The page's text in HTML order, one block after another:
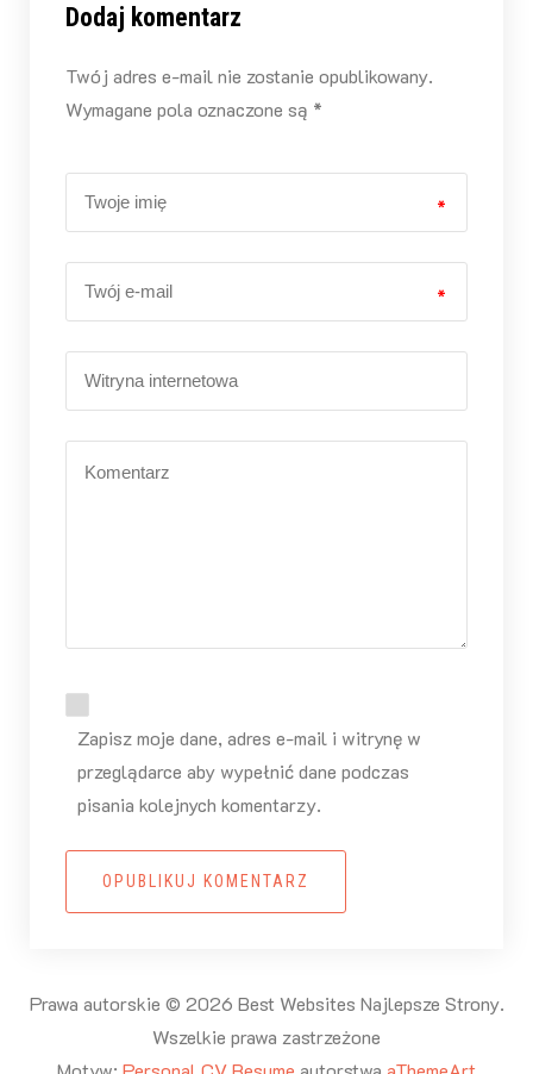
Dodaj komentarz
Twój adres e-mail nie zostanie opublikowany.
Wymagane pola oznaczone są *
*
*
Zapisz moje dane, adres e-mail i witrynę w
przeglądarce aby wypełnić dane podczas
pisania kolejnych komentarzy.
OPUBLIKUJ KOMENTARZ
Prawa autorskie © 2026 Best Websites Najlepsze Strony.
Wszelkie prawa zastrzeżone